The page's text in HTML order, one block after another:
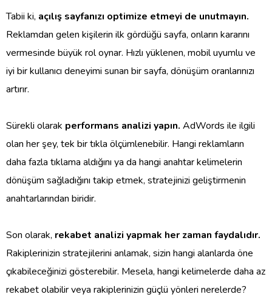
Tabii ki, açılış sayfanızı optimize etmeyi de unutmayın.
Reklamdan gelen kişilerin ilk gördüğü sayfa, onların kararını
vermesinde büyük rol oynar. Hızlı yüklenen, mobil uyumlu ve
iyi bir kullanıcı deneyimi sunan bir sayfa, dönüşüm oranlarınızı
artırır.
Sürekli olarak performans analizi yapın. AdWords ile ilgili
olan her şey, tek bir tıkla ölçümlenebilir. Hangi reklamların
daha fazla tıklama aldığını ya da hangi anahtar kelimelerin
dönüşüm sağladığını takip etmek, stratejinizi geliştirmenin
anahtarlarından biridir.
Son olarak, rekabet analizi yapmak her zaman faydalıdır.
Rakiplerinizin stratejilerini anlamak, sizin hangi alanlarda öne
çıkabileceğinizi gösterebilir. Mesela, hangi kelimelerde daha az
rekabet olabilir veya rakiplerinizin güçlü yönleri nerelerde?